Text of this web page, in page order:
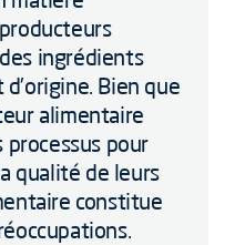
ingrédients
Bien que
alimentaire
pour
qualité de leurs
constitue